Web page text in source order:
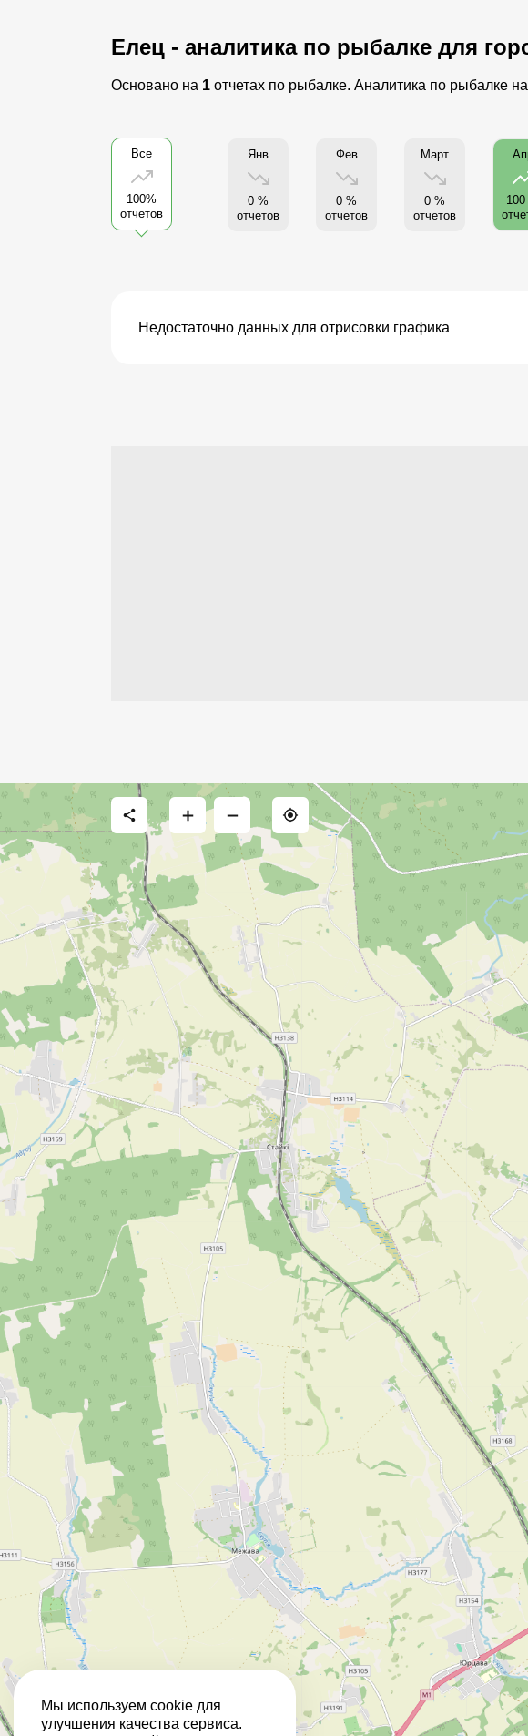
Елец - аналитика по рыбалке для
Основано на 1 отчетах по рыбалке. Аналитика по рыбалке
Все
100%
отчетов
Янв
0 %
отчетов
Фев
0 %
отчетов
Март
0 %
отчетов
100
Недостаточно данных для отрисовки графика
Мы используем cookie для
улучшения качества сервиса.